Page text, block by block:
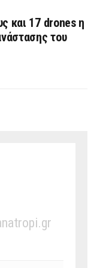
και 17 drones η
του